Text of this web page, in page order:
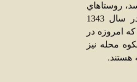
روستاهاي
آبادي وجود داشته که دولت با قيمت خوبي زمين‌هاي اهالي را در سال 1343
امروزه در
محله نيز
هستند.